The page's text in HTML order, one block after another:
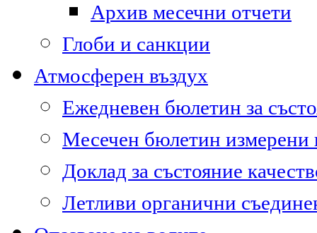
Архив месечни отчети
Глоби и санкции
Атмосферен въздух
Ежедневен бюлетин за
Месечен бюлетин
Доклад за състояние
Летливи органични